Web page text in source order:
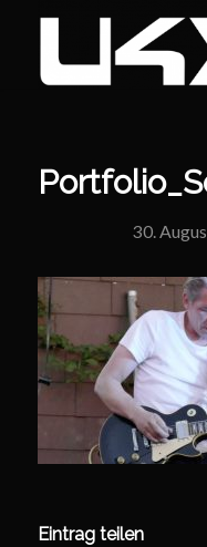
30.
Eintrag teilen